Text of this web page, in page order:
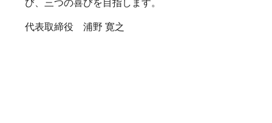
び、三つの喜びを目指します。
代表取締役 浦野 寛之